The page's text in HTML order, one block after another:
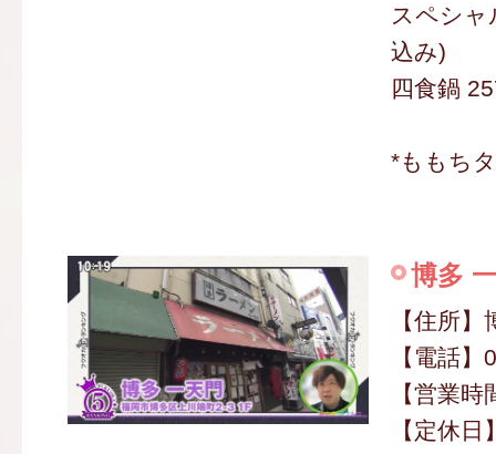
スペシャ
込み)
四食鍋
*ももち
博多
【住所
【電話
【営業
【定休日